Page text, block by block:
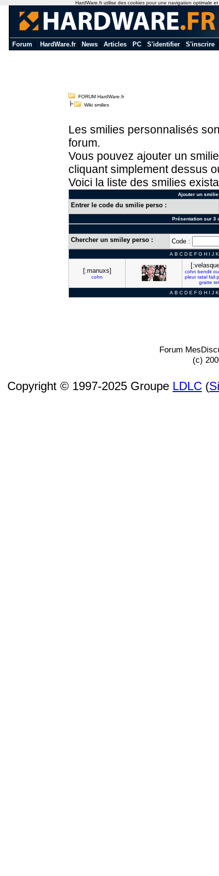
Forum HardWare.fr News Articles PC S'identifier S'inscrire
FORUM HardWare.fr
Wiki smilies
Les smilies personnalisés
forum.
Vous pouvez ajouter un
cliquant simplement dessus
Voici la liste des smilies
Ajouter un
Entrer le code du smilie perso :
Présentation sur 3
Chercher un smiley perso : Code :
A B C D E F G H I J K
[:manuxs]
cohn
cohn bendit
pleur ratal fail
gratte
A B C D E F G H I J K
Forum
(c)
Copyright © 1997-2025 Groupe LDLC (
HardWare.fr utilise des cookies pour une navigation optimale